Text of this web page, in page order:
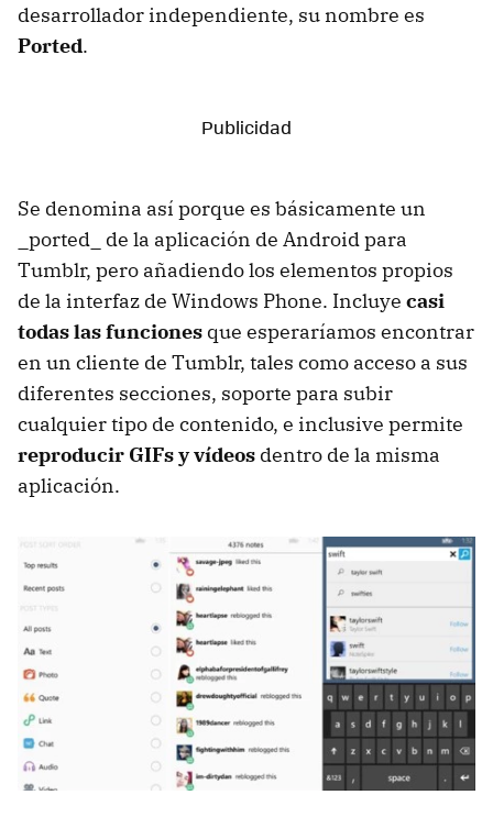
desarrollador independiente, su nombre es
Ported.
Se denomina así porque es básicamente un
_ported_ de la aplicación de Android para
Tumblr, pero añadiendo los elementos propios
de la interfaz de Windows Phone. Incluye casi
todas las funciones que esperaríamos encontrar
en un cliente de Tumblr, tales como acceso a sus
diferentes secciones, soporte para subir
cualquier tipo de contenido, e inclusive permite
reproducir GIFs y vídeos dentro de la misma
aplicación.